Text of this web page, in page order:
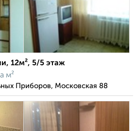
12м², 5/5 этаж
м²
Приборов, Московская 88